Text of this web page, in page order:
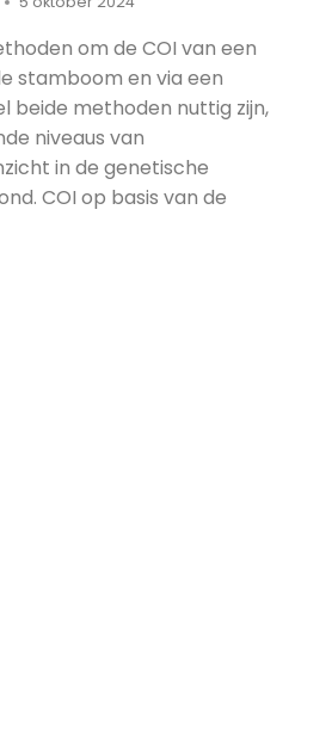
om de COI van een
stamboom en via een
beide methoden nuttig zijn,
niveaus van
in de genetische
COI op basis van de